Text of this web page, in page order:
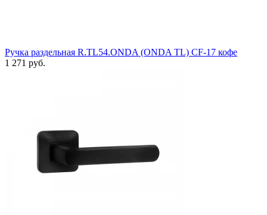
Ручка раздельная R.TL54.ONDA (ONDA TL) CF-17 кофе
1 271 руб.